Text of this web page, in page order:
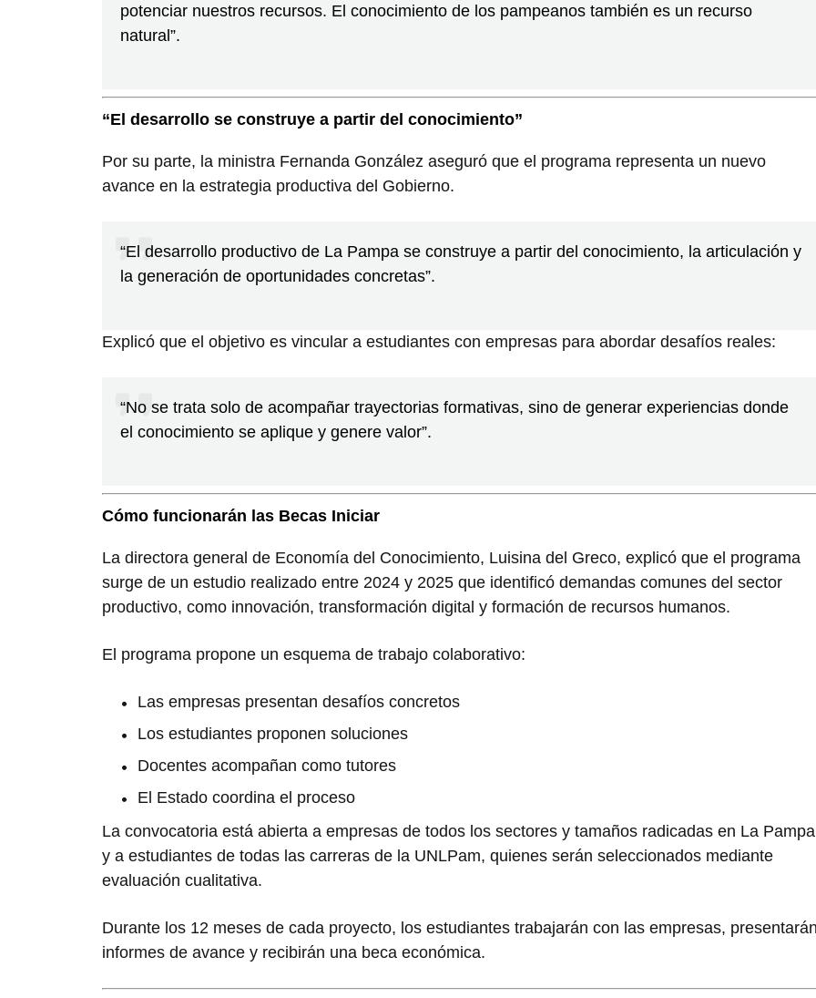
potenciar nuestros recursos. El conocimiento de los pampeanos también es un recurso
natural”.
“El desarrollo se construye a partir del conocimiento”
Por su parte, la ministra Fernanda González aseguró que el programa representa un nuevo
avance en la estrategia productiva del Gobierno.
“El desarrollo productivo de La Pampa se construye a partir del conocimiento, la articulación y
la generación de oportunidades concretas”.
Explicó que el objetivo es vincular a estudiantes con empresas para abordar desafíos reales:
“No se trata solo de acompañar trayectorias formativas, sino de generar experiencias donde
el conocimiento se aplique y genere valor”.
Cómo funcionarán las Becas Iniciar
La directora general de Economía del Conocimiento, Luisina del Greco, explicó que el programa
surge de un estudio realizado entre 2024 y 2025 que identificó demandas comunes del sector
productivo, como innovación, transformación digital y formación de recursos humanos.
El programa propone un esquema de trabajo colaborativo:
Las empresas presentan desafíos concretos
Los estudiantes proponen soluciones
Docentes acompañan como tutores
El Estado coordina el proceso
La convocatoria está abierta a empresas de todos los sectores y tamaños radicadas en La
y a estudiantes de todas las carreras de la UNLPam, quienes serán seleccionados mediante
evaluación cualitativa.
Durante los 12 meses de cada proyecto, los estudiantes trabajarán con las empresas,
informes de avance y recibirán una beca económica.